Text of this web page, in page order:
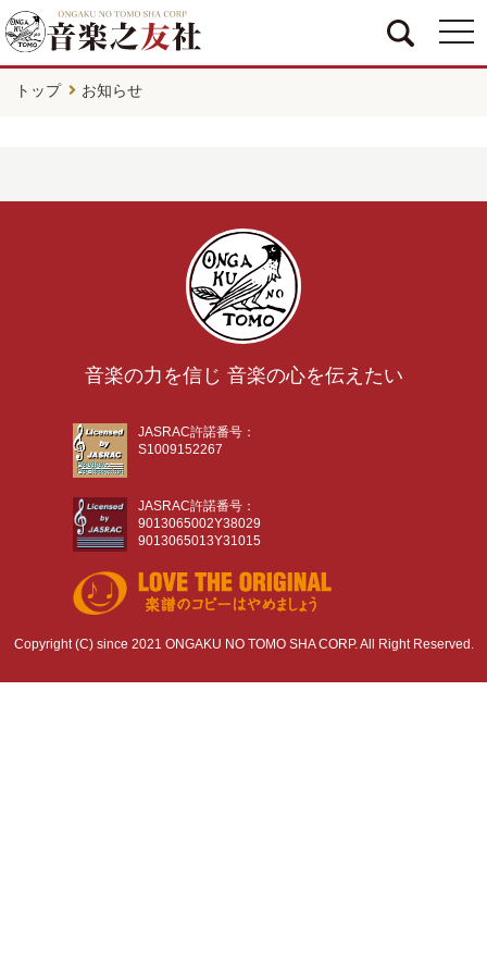
トップ お知らせ
音楽の力を信じ 音楽の心を伝えたい
JASRAC許諾番号：
S1009152267
JASRAC許諾番号：
9013065002Y38029
9013065013Y31015
Copyright (C) since 2021 ONGAKU NO TOMO SHA CORP. All Right Reserved.